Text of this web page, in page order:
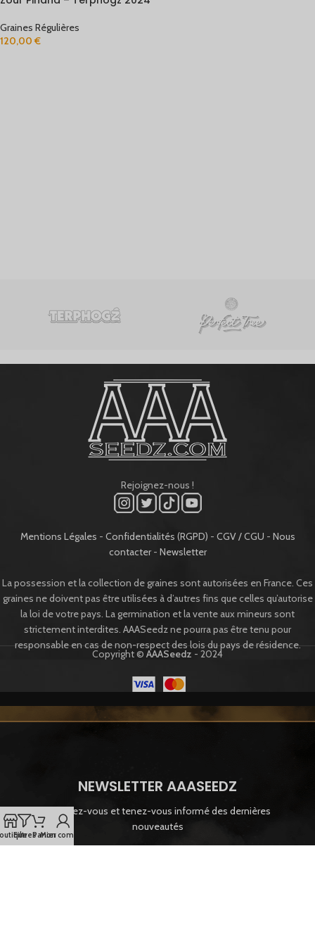
Graines Régulières
120,00 €
Rejoignez-nous !
Mentions Légales - Confidentialités (RGPD) - CGV / CGU - Nous
contacter- Newsletter
La possession et la collection de graines sont autorisées en France. Ces
graines ne doivent pas être utilisées à d’autres fins que celles qu’autorise
la loi de votre pays. La germination et la vente aux mineurs sont
strictement interdites. AAASeedz ne pourra pas être tenu pour
responsable en cas de non-respect des lois du pays de résidence.
Copyright © AAASeedz - 2024
NEWSLETTER AAASEEDZ
Inscrivez-vous et tenez-vous informé des dernières
nouveautés
FiltresPanier
Mon compte